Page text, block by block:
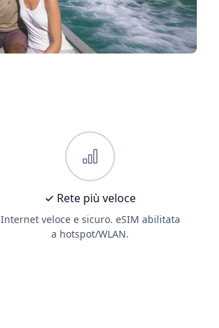
✓ Rete più veloce
Internet veloce e sicuro. eSIM abilitata
a hotspot/WLAN.